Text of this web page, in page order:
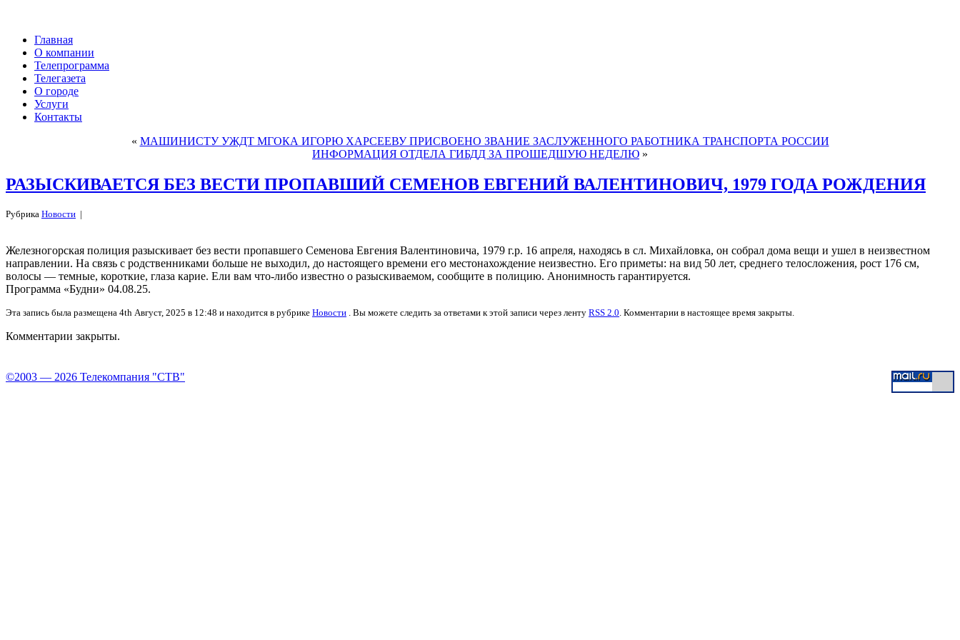
Главная
О компании
Телепрограмма
Телегазета
О городе
Услуги
Контакты
« МАШИНИСТУ УЖДТ МГОКА ИГОРЮ ХАРСЕЕВУ ПРИСВОЕНО ЗВАНИЕ ЗАСЛУЖЕННОГО РАБОТНИКА ТРАНСПОРТА РОССИИ
ИНФОРМАЦИЯ ОТДЕЛА ГИБДД ЗА ПРОШЕДШУЮ НЕДЕЛЮ »
РАЗЫСКИВАЕТСЯ БЕЗ ВЕСТИ ПРОПАВШИЙ СЕМЕНОВ ЕВГЕНИЙ ВАЛЕНТИНОВИЧ, 1979 ГОДА РОЖДЕНИЯ
Рубрика Новости |
Железногорская полиция разыскивает без вести пропавшего Семенова Евгения Валентиновича, 1979 г.р. 16 апреля, находясь в сл. Михайловка, он собрал дома вещи и ушел в неизвестном
направлении. На связь с родственниками больше не выходил, до настоящего времени его местонахождение неизвестно. Его приметы: на вид 50 лет, среднего телосложения, рост 176 см,
волосы — темные, короткие, глаза карие. Ели вам что-либо известно о разыскиваемом, сообщите в полицию. Анонимность гарантируется.
Программа «Будни» 04.08.25.
Эта запись была размещена 4th Август, 2025 в 12:48 и находится в рубрике Новости . Вы можете следить за ответами к этой записи через ленту RSS 2.0. Комментарии в настоящее время закрыты.
Комментарии закрыты.
©2003 — 2026 Телекомпания "СТВ"